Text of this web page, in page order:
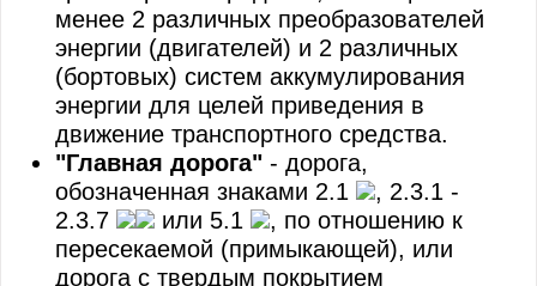
менее 2 различных преобразователей
энергии (двигателей) и 2 различных
(бортовых) систем аккумулирования
энергии для целей приведения в
движение транспортного средства.
"Главная дорога" - дорога,
обозначенная знаками 2.1
, 2.3.1 -
2.3.7
или 5.1
, по отношению к
пересекаемой (примыкающей), или
дорога с твердым покрытием